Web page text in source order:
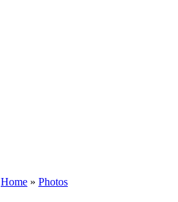
Home » Photos